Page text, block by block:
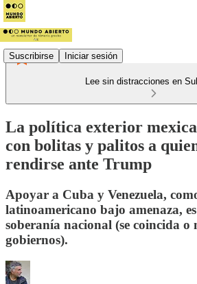
Suscribirse Iniciar sesión
Lee sin distracciones en
La política exterior
con bolitas y palitos a
rendirse ante Trump
Apoyar a Cuba y Venezuela,
latinoamericano bajo amenaza,
soberanía nacional (se coincida o
gobiernos).